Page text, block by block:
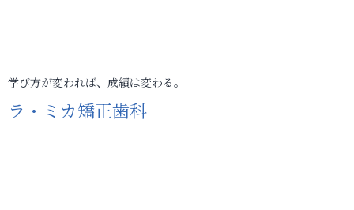
学び方が変われば、成績は変わる。
ラ・ミカ矯正歯科